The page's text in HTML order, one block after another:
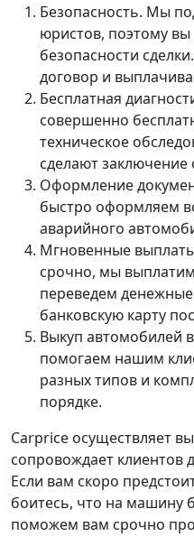
Безопасность. Мы
юристов, поэтому
безопасности
договор и
Бесплатная
совершенно
техническое
сделают заключение
Оформление
быстро оформляем
аварийного
Мгновенные
срочно, мы
переведем
банковскую карту
Выкуп автомобилей
помогаем нашим
разных типов и
порядке.
Carprice осуществляет
сопровождает клиентов
Если вам скоро
боитесь, что на машину
поможем вам срочно